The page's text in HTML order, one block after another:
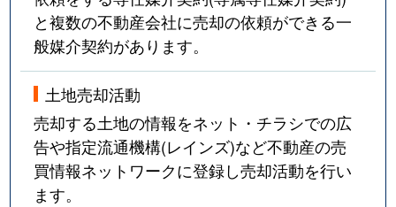
と複数の不動産会社に売却の依頼ができる一
般媒介契約があります。
土地売却活動
売却する土地の情報をネット・チラシでの広
告や指定流通機構(レインズ)など不動産の売
買情報ネットワークに登録し売却活動を行い
ます。